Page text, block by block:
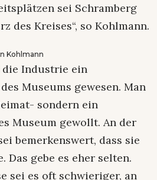
sei Schramberg
des Kreises“, so Kohlmann.
Kohlmann
die Industrie ein
Museums gewesen. Man
sondern ein
Museum gewollt. An der
bemerkenswert, dass sie
Das gebe es eher selten.
sei es oft schwieriger, an